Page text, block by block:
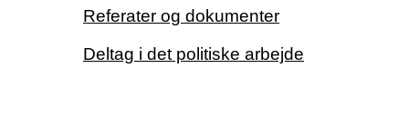
Referater og dokumenter
Deltag i det politiske arbejde